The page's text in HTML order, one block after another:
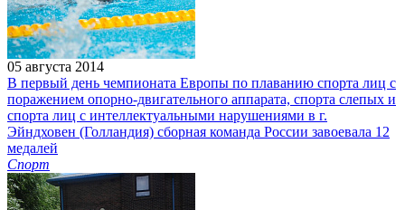
05 августа 2014
В первый день чемпионата Европы по плаванию спорта лиц с
поражением опорно-двигательного аппарата, спорта слепых и
спорта лиц с интеллектуальными нарушениями в г.
Эйндховен (Голландия) сборная команда России завоевала 12
медалей
Спорт